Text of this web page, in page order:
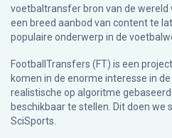
voetbaltransfer bron van de
een breed aanbod van content te
populaire onderwerp in de
FootballTransfers (FT) is een
komen in de enorme interesse in
realistische op algoritme
beschikbaar te stellen. Dit doen
SciSports